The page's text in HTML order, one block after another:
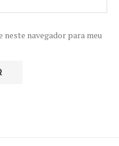
neste navegador para meu